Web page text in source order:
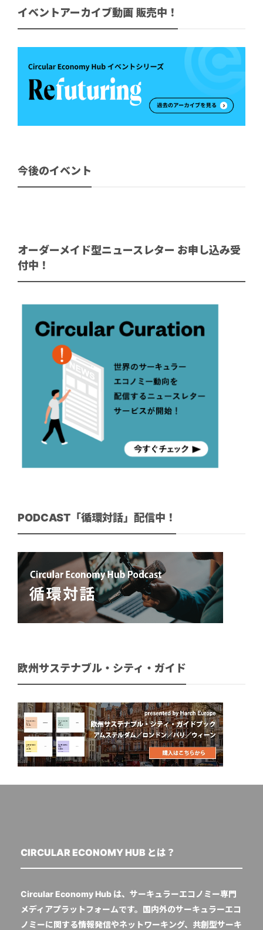
イベントアーカイブ動画 販売中！
今後のイベント
オーダーメイド型ニュースレター お申し込み受
付中！
PODCAST「循環対話」配信中！
欧州サステナブル・シティ・ガイド
CIRCULAR ECONOMY HUB とは？
Circular Economy Hub は、サーキュラーエコノミー専門
メディアプラットフォームです。国内外のサーキュラーエコ
ノミーに関する情報発信やネットワーキング、共創型サーキ